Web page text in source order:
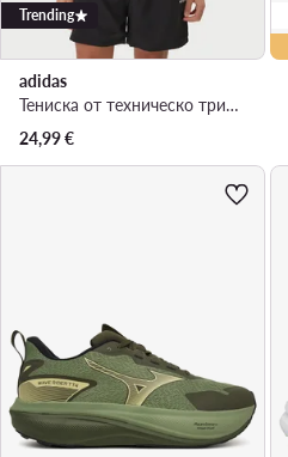
Trending
adidas
Тениска от техническо трико · Бял
24,99€